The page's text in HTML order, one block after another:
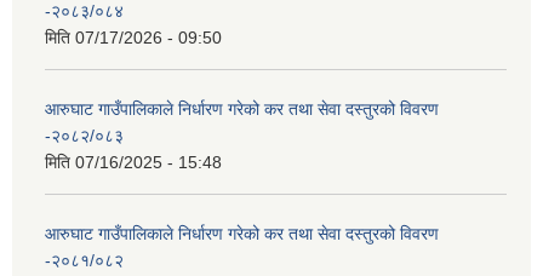
-२०८३/०८४
मिति 07/17/2026 - 09:50
आरुघाट गाउँपालिकाले निर्धारण गरेको कर तथा सेवा दस्तुरको विवरण
-२०८२/०८३
मिति 07/16/2025 - 15:48
आरुघाट गाउँपालिकाले निर्धारण गरेको कर तथा सेवा दस्तुरको विवरण
-२०८१/०८२